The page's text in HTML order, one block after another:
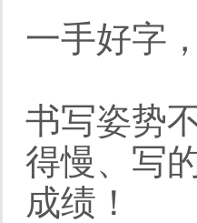
一手好字
书写姿势
得慢、写
成绩！